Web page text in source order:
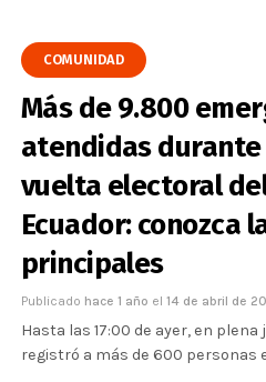
COMUNIDAD
Más de 9.800
atendidas
vuelta electoral
Ecuador: conozca
principales
Publicado hace 1 año el 14 de abril de
Hasta las 17:00 de ayer, en
registró a más de 600 personas